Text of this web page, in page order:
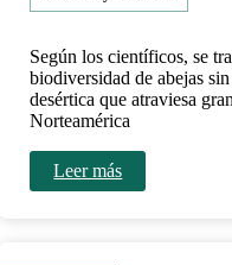
Según los científicos, se
biodiversidad de abejas
desértica que atraviesa
Norteamérica
Leer más